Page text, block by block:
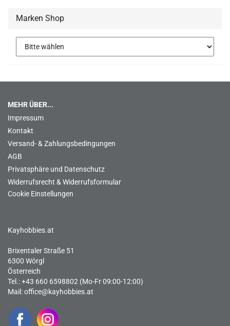
Marken Shop
MEHR ÜBER...
Impressum
Kontakt
Versand- & Zahlungsbedingungen
AGB
Privatsphäre und Datenschutz
Widerrufsrecht & Widerrufsformular
Cookie Einstellungen
Kayhobbies.at
Brixentaler Straße 51
6300 Wörgl
Österreich
Tel.: +43 660 6598802 (Mo-Fr 09:00-12:00)
Mail:office@kayhobbies.at